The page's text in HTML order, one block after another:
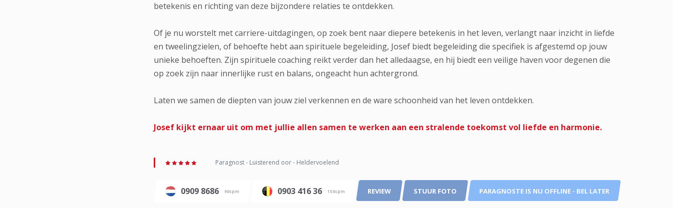
betekenis en richting van deze bijzondere relaties te ontdekken.
Of je nu worstelt met carriere-uitdagingen, op zoek bent naar diepere betekenis in het leven, verlangt naar inzicht in liefde
en tweelingzielen, of behoefte hebt aan spirituele begeleiding, Josef biedt begeleiding die specifiek is afgestemd op jouw
unieke behoeften. Zijn spirituele coaching reikt verder dan het alledaagse, en hij biedt een veilige haven voor degenen die
op zoek zijn naar innerlijke rust en balans, ongeacht hun achtergrond.
Laten we samen de diepten van jouw ziel verkennen en de ware schoonheid van het leven ontdekken.
Josef kijkt ernaar uit om met jullie allen samen te werken aan een stralende toekomst vol liefde en harmonie.
Paragnost - Luisterend oor - Heldervoelend
0909 8686 90cpm 0903 416 36 150cpm REVIEW STUUR FOTO PARAGNOSTE IS NU OFFLINE - BEL LATER